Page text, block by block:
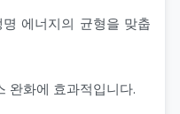
에너지의 균형을 맞춥
완화에 효과적입니다.